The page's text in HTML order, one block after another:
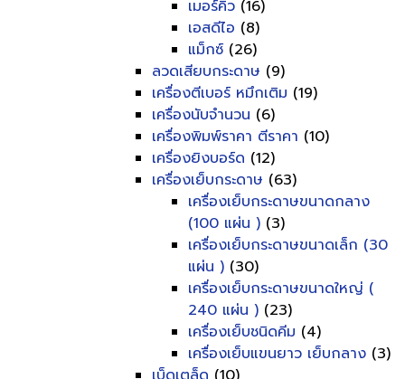
เมอร์คิว (16)
เอสดีไอ (8)
แม็กซ์ (26)
ลวดเสียบกระดาษ (9)
เครื่องตีเบอร์ หมึกเติม (19)
เครื่องนับจำนวน (6)
เครื่องพิมพ์ราคา ตีราคา (10)
เครื่องยิงบอร์ด (12)
เครื่องเย็บกระดาษ (63)
เครื่องเย็บกระดาษขนาดกลาง
(100 แผ่น ) (3)
เครื่องเย็บกระดาษขนาดเล็ก (30
แผ่น ) (30)
เครื่องเย็บกระดาษขนาดใหญ่ (
240 แผ่น ) (23)
เครื่องเย็บชนิดคีม (4)
เครื่องเย็บแขนยาว เย็บกลาง (3)